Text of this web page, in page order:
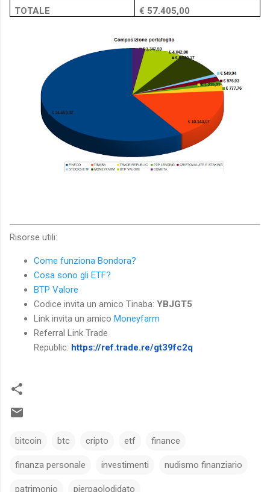
TOTALE
€ 57.405,00
Risorse utili:
Come funziona Bondora?
Cosa sono gli ETF?
BTP Valore
Codice invita un amico Tinaba: YBJGT5
Link invita un amico Moneyfarm
Referral Link Trade
Republic: https://ref.trade.re/gt39fc2q
bitcoin btc cripto etf finance
finanza personale investimenti nudismo finanziario
patrimonio pierpaolodidato